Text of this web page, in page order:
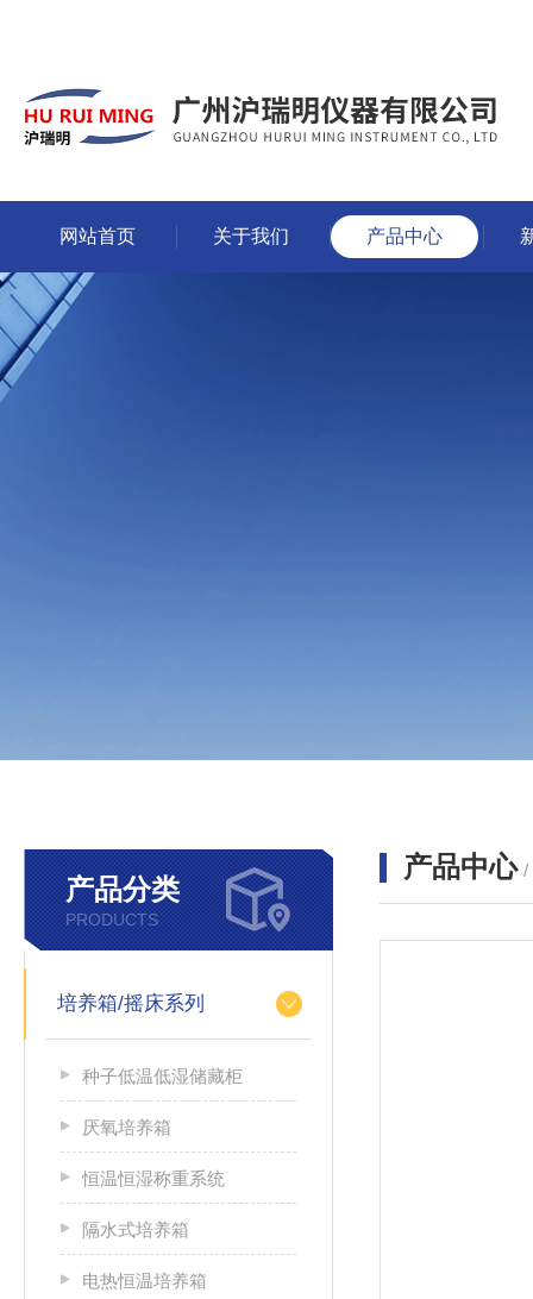
网站首页 关于我们 产品中心
产品分类
PRODUCTS
培养箱/摇床系列
种子低温低湿储藏柜
厌氧培养箱
恒温恒湿称重系统
隔水式培养箱
电热恒温培养箱
产品中心 /